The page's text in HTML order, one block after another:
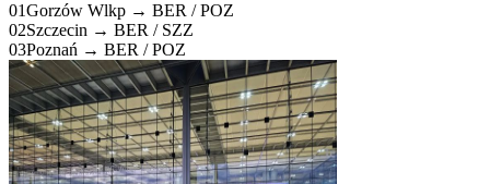
01Gorzów Wlkp → BER / POZ
02Szczecin → BER / SZZ
03Poznań → BER / POZ